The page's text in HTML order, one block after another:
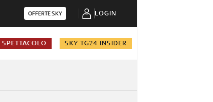
OFFERTE SKY LOGIN
SPETTACOLO SKY TG24 INSIDER